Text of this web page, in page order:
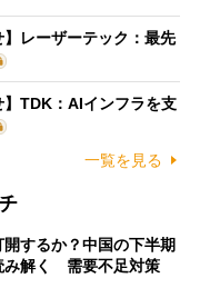
】レーザーテック：最先
】TDK：AIインフラを支
一覧を見る
するか？中国の下半期
み解く 需要不足対策